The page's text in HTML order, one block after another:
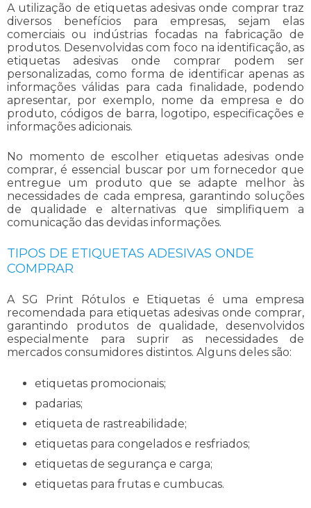
A utilização de etiquetas adesivas onde comprar traz
diversos benefícios para empresas, sejam elas
comerciais ou indústrias focadas na fabricação de
produtos. Desenvolvidas com foco na identificação, as
etiquetas adesivas onde comprar podem ser
personalizadas, como forma de identificar apenas as
informações válidas para cada finalidade, podendo
apresentar, por exemplo, nome da empresa e do
produto, códigos de barra, logotipo, especificações e
informações adicionais.
No momento de escolher etiquetas adesivas onde
comprar, é essencial buscar por um fornecedor que
entregue um produto que se adapte melhor às
necessidades de cada empresa, garantindo soluções
de qualidade e alternativas que simplifiquem a
comunicação das devidas informações.
TIPOS DE ETIQUETAS ADESIVAS ONDE
COMPRAR
A SG Print Rótulos e Etiquetas é uma empresa
recomendada paraetiquetas adesivas onde comprar,
garantindo produtos de qualidade, desenvolvidos
especialmente para suprir as necessidades de
mercados consumidores distintos. Alguns deles são:
etiquetas promocionais;
padarias;
etiqueta de rastreabilidade;
etiquetas para congelados e resfriados;
etiquetas de segurança e carga;
etiquetas para frutas e cumbucas.